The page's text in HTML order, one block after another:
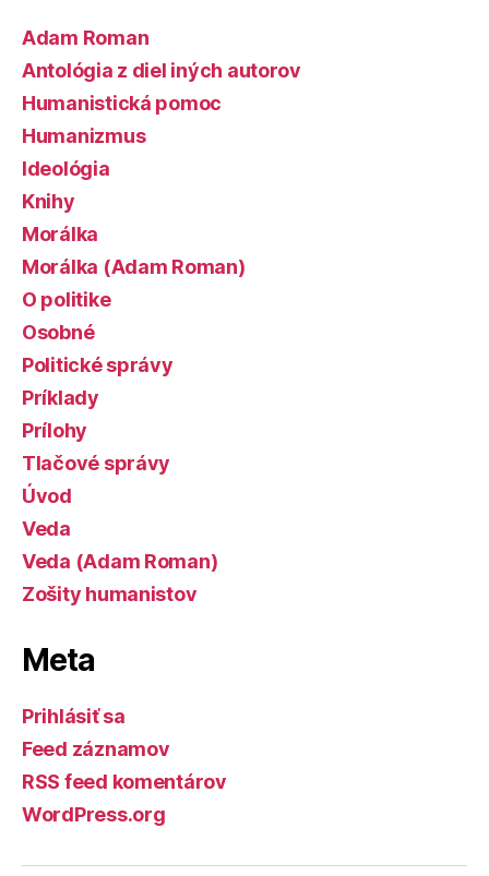
Adam Roman
Antológia z diel iných autorov
Humanistická pomoc
Humanizmus
Ideológia
Knihy
Morálka
Morálka (Adam Roman)
O politike
Osobné
Politické správy
Príklady
Prílohy
Tlačové správy
Úvod
Veda
Veda (Adam Roman)
Zošity humanistov
Meta
Prihlásiť sa
Feed záznamov
RSS feed komentárov
WordPress.org